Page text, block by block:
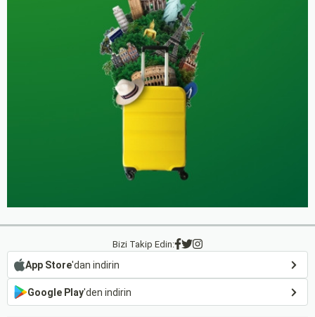
Bizi Takip Edin:
App Store'dan indirin
Google Play'den indirin